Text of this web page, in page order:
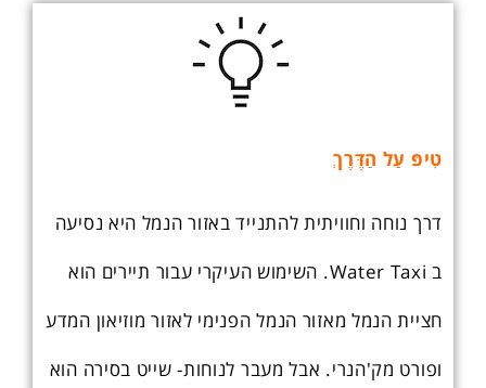
טִיפּ עַל הַדֶּרֶךְ
דרך נוחה וחוויתית להתנייד באזור הנמל היא נסיעה
ב Water Taxi. השימוש העיקרי עבור תיירים הוא
חציית הנמל מאזור הנמל הפנימי לאזור מוזיאון המדע
ופורט מק'הנרי. אבל מעבר לנוחות- שייט בסירה הוא